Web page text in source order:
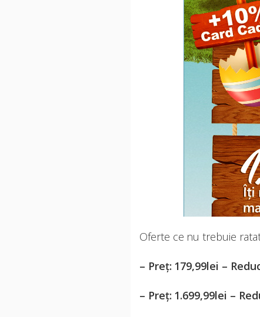
Oferte ce nu trebuie
– Preț: 179,99lei –
– Preț: 1.699,99lei –